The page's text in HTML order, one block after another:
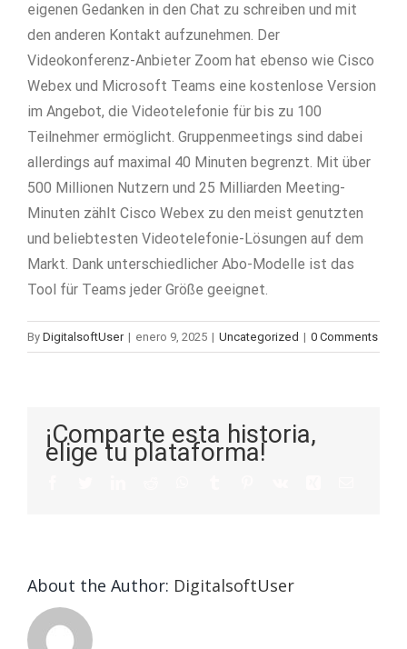
eigenen Gedanken in den Chat zu schreiben und mit
den anderen Kontakt aufzunehmen. Der
Videokonferenz-Anbieter Zoom hat ebenso wie Cisco
Webex und Microsoft Teams eine kostenlose Version
im Angebot, die Videotelefonie für bis zu 100
Teilnehmer ermöglicht. Gruppenmeetings sind dabei
allerdings auf maximal 40 Minuten begrenzt. Mit über
500 Millionen Nutzern und 25 Milliarden Meeting-
Minuten zählt Cisco Webex zu den meist genutzten
und beliebtesten Videotelefonie-Lösungen auf dem
Markt. Dank unterschiedlicher Abo-Modelle ist das
Tool für Teams jeder Größe geeignet.
By DigitalsoftUser | enero 9, 2025 | Uncategorized | 0 Comments
¡Comparte esta historia,
elige tu plataforma!
About the Author: DigitalsoftUser